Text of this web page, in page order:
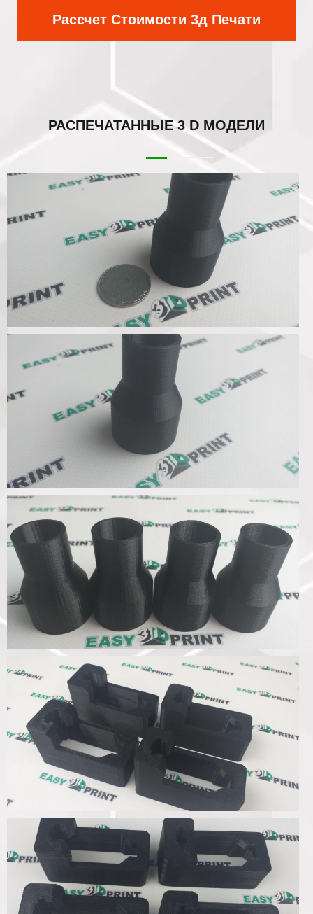
Рассчет Стоимости 3д Печати
РАСПЕЧАТАННЫЕ3 D МОДЕЛИ